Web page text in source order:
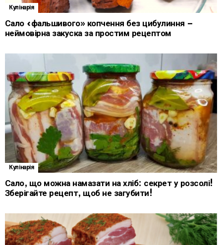
Кулінарія
Сало «фальшивого» копчення без цибулиння –
неймовірна закуска за простим рецептом
Кулінарія
Сало, що можна намазати на хліб: секрет у розсолі!
Зберігайте рецепт, щоб не загубити!